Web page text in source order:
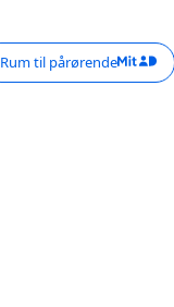
Rum til pårørende